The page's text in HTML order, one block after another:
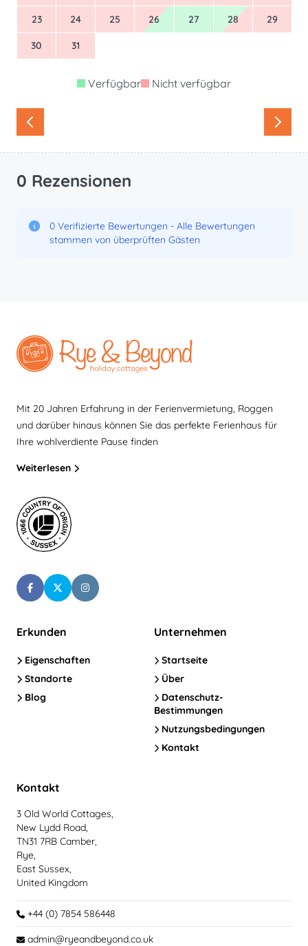
23 24 25 26 27 28 29
30 31
Verfügbar Nicht verfügbar
0 Rezensionen
0 Verifizierte Bewertungen - Alle Bewertungen
stammen von überprüften Gästen
Mit 20 Jahren Erfahrung in der Ferienvermietung, Roggen
und darüber hinaus können Sie das perfekte Ferienhaus für
Ihre wohlverdiente Pause finden
Weiterlesen
Erkunden
Eigenschaften
Standorte
Blog
Unternehmen
Startseite
Über
Datenschutz-
Bestimmungen
Nutzungsbedingungen
Kontakt
Kontakt
3 Old World Cottages,
New Lydd Road,
TN31 7RB Camber,
Rye,
East Sussex,
United Kingdom
+44 (0) 7854 586448
admin@ryeandbeyond.co.uk